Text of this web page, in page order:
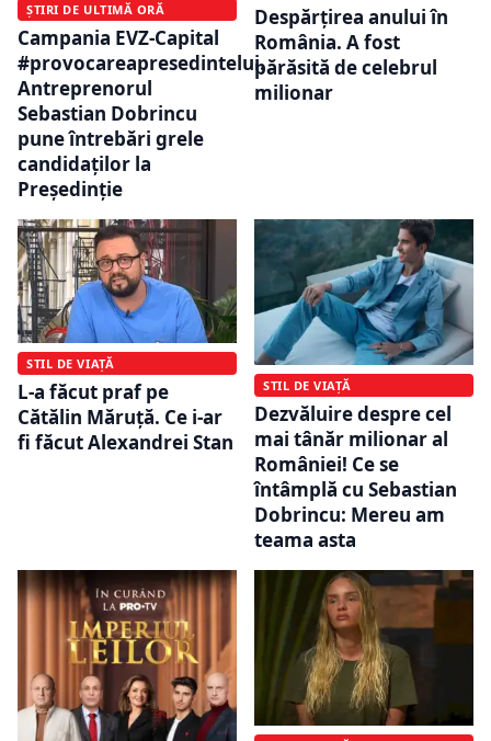
ȘTIRI DE ULTIMĂ ORĂ
Campania EVZ-Capital
#provocareapresedintelui.
Antreprenorul
Sebastian Dobrincu
pune întrebări grele
candidaților la
Președinție
Despărțirea anului în
România. A fost
părăsită de celebrul
milionar
STIL DE VIAȚĂ
L-a făcut praf pe
Cătălin Măruță. Ce i-ar
fi făcut Alexandrei Stan
STIL DE VIAȚĂ
Dezvăluire despre cel
mai tânăr milionar al
României! Ce se
întâmplă cu Sebastian
Dobrincu: Mereu am
teama asta